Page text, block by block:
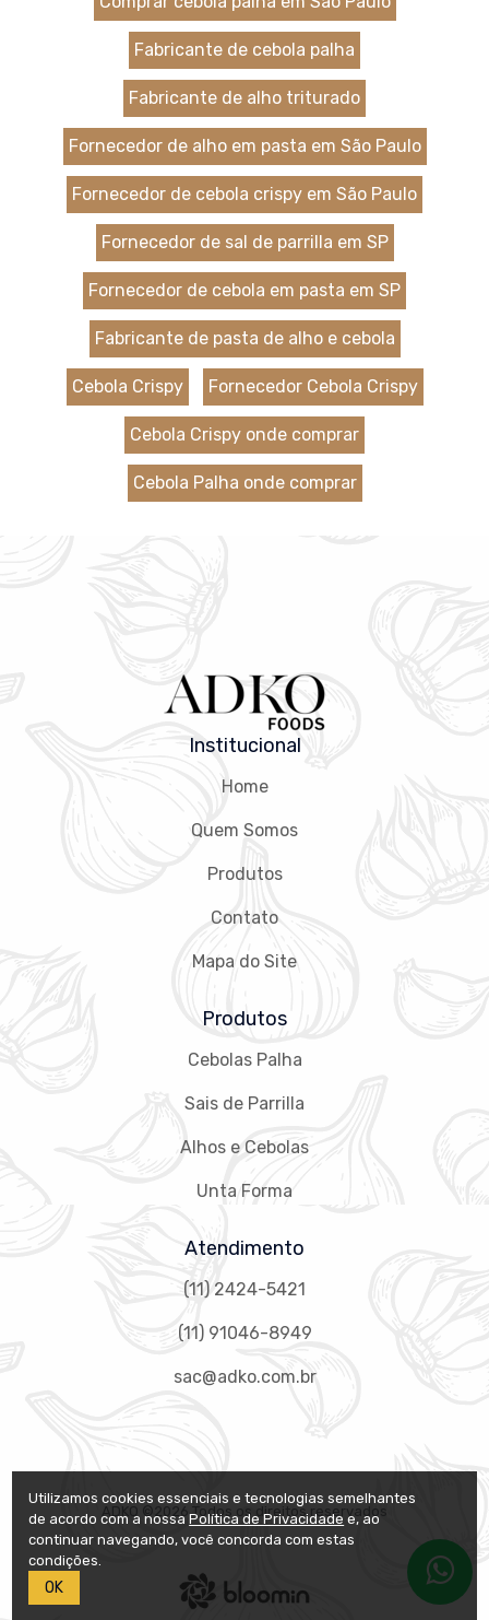
Fabricante de cebola palha
Fabricante de alho triturado
Fornecedor de alho em pasta em São Paulo
Fornecedor de cebola crispy em São Paulo
Fornecedor de sal de parrilla em SP
Fornecedor de cebola em pasta em SP
Fabricante de pasta de alho e cebola
Cebola Crispy Fornecedor Cebola Crispy
Cebola Crispy onde comprar
Cebola Palha onde comprar
Utilizamos cookies essenciais e tecnologias semelhantes
de acordo com a nossaPolítica de Privacidade e, ao
continuar navegando, você concorda com estas
condições.
OK
Institucional
Home
Quem Somos
Produtos
Contato
Mapa do Site
Produtos
Cebolas Palha
Sais de Parrilla
Alhos e Cebolas
Unta Forma
Atendimento
(11) 2424-5421
(11) 91046-8949
sac@adko.com.br
ADKO ©2026 Todos os direitos reservados